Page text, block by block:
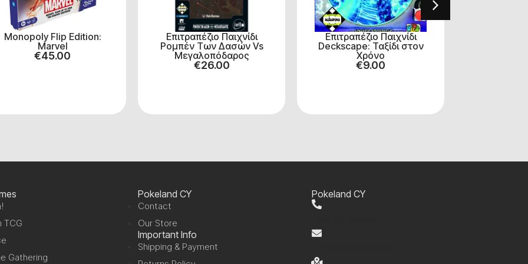
Monopoly Flip Edition:
Marvel
€45.00
Επιτραπέζιο Παιχνίδι
Ρομπέν Των Δασών Vs
Μεγαλοπόδαρος
€26.00
Επιτραπέζιο Παιχνίδι
Deckscape: Ταξίδι στον
Χρόνο
€9.00
TCG
Gathering
Pokeland CY
Contact
Our Store
Important Info
Shipping & Payment
Pokeland CY